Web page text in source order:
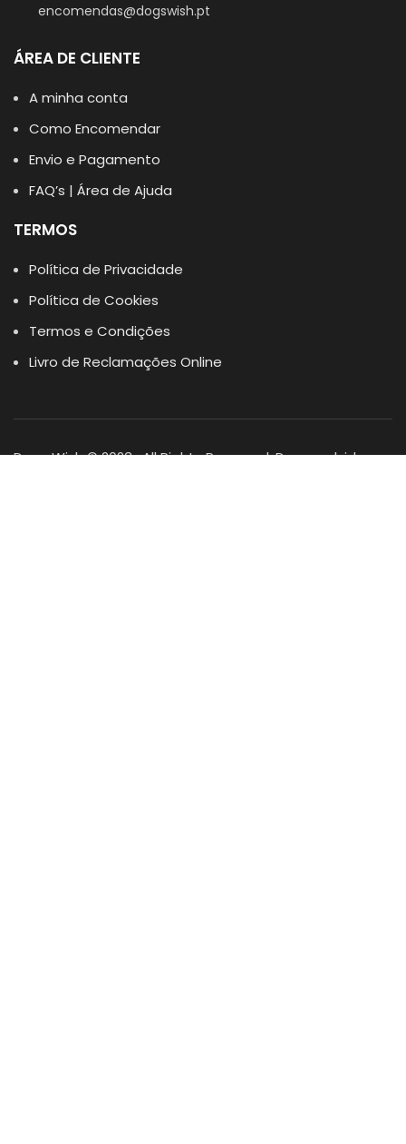
encomendas@dogswish.pt
ÁREA DE CLIENTE
A minha conta
Como Encomendar
Envio e Pagamento
FAQ’s | Área de Ajuda
TERMOS
Política de Privacidade
Política de Cookies
Termos e Condições
Livro de Reclamações Online
Dogs Wish © 2023 . All Rights Reserved. Desenvolvido por